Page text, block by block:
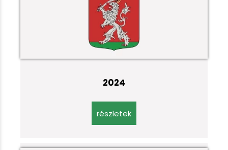
2024
részletek